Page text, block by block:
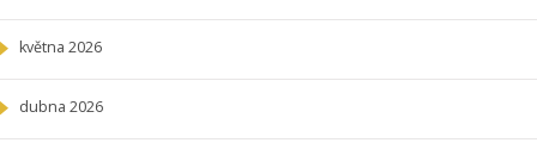
května 2026
dubna 2026